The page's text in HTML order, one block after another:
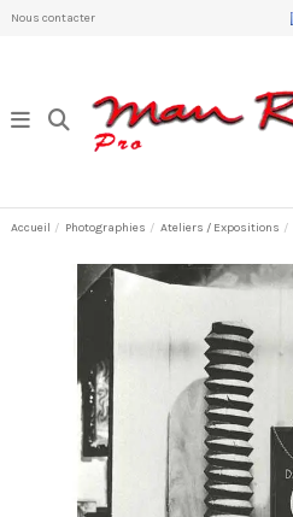
Nous contacter
Accueil Photographies Ateliers / Expositions